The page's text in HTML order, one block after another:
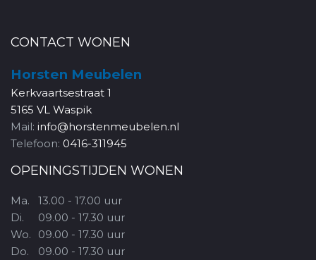
CONTACT WONEN
Horsten Meubelen
Kerkvaartsestraat 1
5165 VL Waspik
Mail: info@horstenmeubelen.nl
Telefoon: 0416-311945
OPENINGSTIJDEN WONEN
Ma.
Di.
Wo.
Do.
13.00 - 17.00 uur
09.00 - 17.30 uur
09.00 - 17.30 uur
09.00 - 17.30 uur